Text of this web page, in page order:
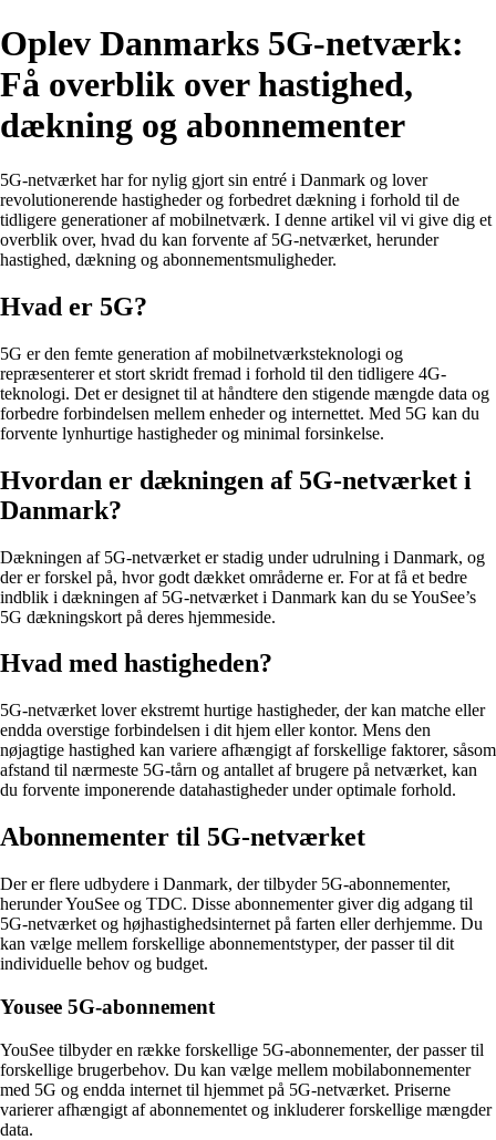
Oplev Danmarks 5G-netværk:
Få overblik over hastighed,
dækning og abonnementer
5G-netværket har for nylig gjort sin entré i Danmark og lover
revolutionerende hastigheder og forbedret dækning i forhold til de
tidligere generationer af mobilnetværk. I denne artikel vil vi give dig et
overblik over, hvad du kan forvente af 5G-netværket, herunder
hastighed, dækning og abonnementsmuligheder.
Hvad er 5G?
5G er den femte generation af mobilnetværksteknologi og
repræsenterer et stort skridt fremad i forhold til den tidligere 4G-
teknologi. Det er designet til at håndtere den stigende mængde data og
forbedre forbindelsen mellem enheder og internettet. Med 5G kan du
forvente lynhurtige hastigheder og minimal forsinkelse.
Hvordan er dækningen af 5G-netværket i
Danmark?
Dækningen af 5G-netværket er stadig under udrulning i Danmark, og
der er forskel på, hvor godt dækket områderne er. For at få et bedre
indblik i dækningen af 5G-netværket i Danmark kan du se YouSee’s
5G dækningskort på deres hjemmeside.
Hvad med hastigheden?
5G-netværket lover ekstremt hurtige hastigheder, der kan matche eller
endda overstige forbindelsen i dit hjem eller kontor. Mens den
nøjagtige hastighed kan variere afhængigt af forskellige faktorer, såsom
afstand til nærmeste 5G-tårn og antallet af brugere på netværket, kan
du forvente imponerende datahastigheder under optimale forhold.
Abonnementer til 5G-netværket
Der er flere udbydere i Danmark, der tilbyder 5G-abonnementer,
herunder YouSee og TDC. Disse abonnementer giver dig adgang til
5G-netværket og højhastighedsinternet på farten eller derhjemme. Du
kan vælge mellem forskellige abonnementstyper, der passer til dit
individuelle behov og budget.
Yousee 5G-abonnement
YouSee tilbyder en række forskellige 5G-abonnementer, der passer til
forskellige brugerbehov. Du kan vælge mellem mobilabonnementer
med 5G og endda internet til hjemmet på 5G-netværket. Priserne
varierer afhængigt af abonnementet og inkluderer forskellige mængder
data.